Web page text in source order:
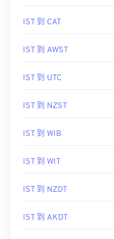
IST 到 CAT
IST 到 AWST
IST 到 UTC
IST 到 NZST
IST 到 WIB
IST 到 WIT
IST 到 NZDT
IST 到 AKDT